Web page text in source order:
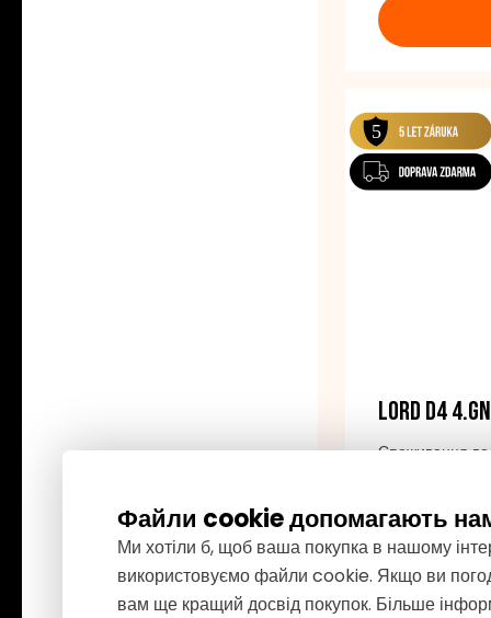
яких
них буде
простір над
LORD D4 4.GN
Споживання
15 999
Файли cookie допомагають
Ми хотіли б, щоб ваша покупка в нашому
використовуємо файли cookie. Якщо ви
вам ще кращий досвід покупок. Більше